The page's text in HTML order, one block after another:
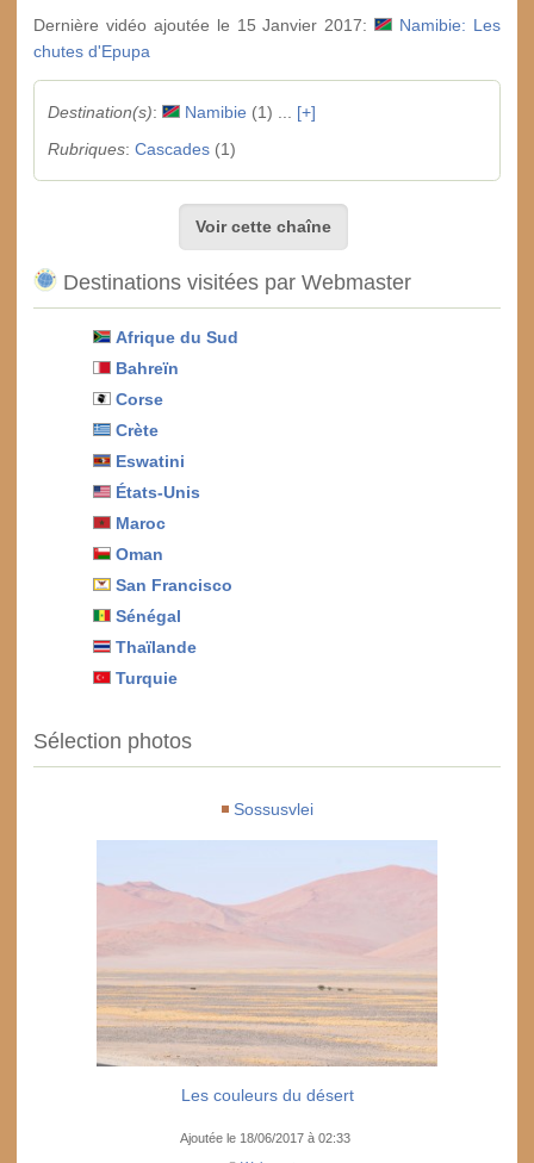
Dernière vidéo ajoutée le 15 Janvier 2017:
Namibie: Les
chutes d'Epupa
Destination(s): Namibie (1) ... [+]
Rubriques: Cascades(1)
Voir cette chaîne
Destinations visitées par Webmaster
Afrique du Sud
Bahreïn
Corse
Crète
Eswatini
États-Unis
Maroc
Oman
San Francisco
Sénégal
Thaïlande
Turquie
Sélection photos
Sossusvlei
Les couleurs du désert
Ajoutée le 18/06/2017 à 02:33